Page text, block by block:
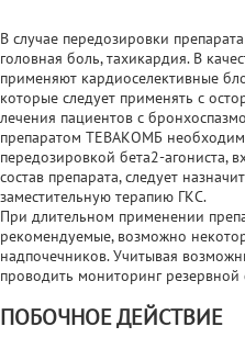
В случае передозировки
головная боль, тахикардия. В
применяют кардиоселективные
которые следует применять с
лечения пациентов с
препаратом ТЕВАКОМБ
передозировкой бета2-агониста,
состав препарата, следует
заместительную терапию ГКС.
При длительном применении
рекомендуемые, возможно
надпочечников. Учитывая
проводить мониторинг
ПОБОЧНОЕ ДЕЙСТВИЕ